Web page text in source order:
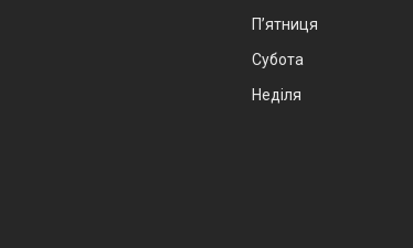
Пʼятниця
Субота
Неділя